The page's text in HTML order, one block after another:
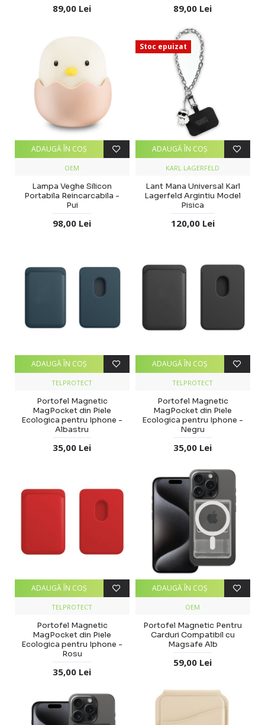
89,00 Lei 89,00 Lei
OEM
Lampa Veghe Silicon
Portabila Reincarcabila -
Pui
98,00 Lei
ADAUGĂ ÎN COŞ
Stoc epuizat
KARL LAGERFELD
Lant Mana Universal Karl
Lagerfeld Argintiu Model
Pisica
120,00 Lei
ADAUGĂ ÎN COŞ
TELPROTECT
Portofel Magnetic
MagPocket din Piele
Ecologica pentru Iphone -
Albastru
35,00 Lei
ADAUGĂ ÎN COŞ
TELPROTECT
Portofel Magnetic
MagPocket din Piele
Ecologica pentru Iphone -
Negru
35,00 Lei
ADAUGĂ ÎN COŞ
TELPROTECT
Portofel Magnetic
MagPocket din Piele
Ecologica pentru Iphone -
Rosu
35,00 Lei
ADAUGĂ ÎN COŞ
OEM
Portofel Magnetic Pentru
Carduri Compatibil cu
Magsafe Alb
59,00 Lei
ADAUGĂ ÎN COŞ